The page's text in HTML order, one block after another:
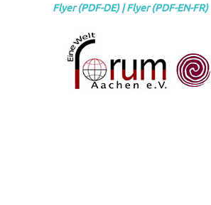
Flyer (PDF-DE)|Flyer (PDF-EN-FR)